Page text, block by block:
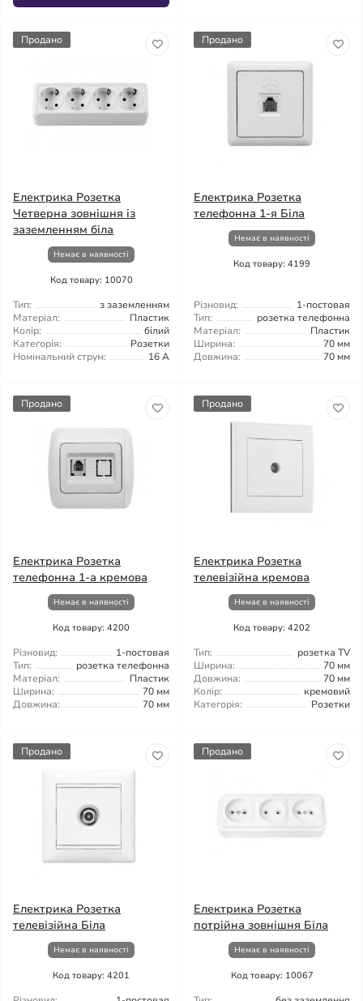
Продано
Електрика Розетка
Четверна зовнішня із
заземленням біла
Немає в наявності
Код товару: 10070
Тип:
з заземленням
Матеріал:
Пластик
Колір:
білий
Категорія:
Розетки
Номінальний струм:
16 А
Продано
Електрика Розетка
телефонна 1-я Біла
Немає в наявності
Код товару: 4199
Різновид:
1-постовая
Тип:
розетка телефонна
Матеріал:
Пластик
Ширина:
70 мм
Довжина:
70 мм
Продано
Електрика Розетка
телефонна 1-а кремова
Немає в наявності
Код товару: 4200
Різновид:
1-постовая
Тип:
розетка телефонна
Матеріал:
Пластик
Ширина:
70 мм
Довжина:
70 мм
Продано
Електрика Розетка
телевізійна кремова
Немає в наявності
Код товару: 4202
Тип:
розетка TV
Ширина:
70 мм
Довжина:
70 мм
Колір:
кремовий
Категорія:
Розетки
Продано
Електрика Розетка
телевізійна Біла
Немає в наявності
Код товару: 4201
Продано
Електрика Розетка
потрійна зовнішня Біла
Немає в наявності
Код товару: 10067